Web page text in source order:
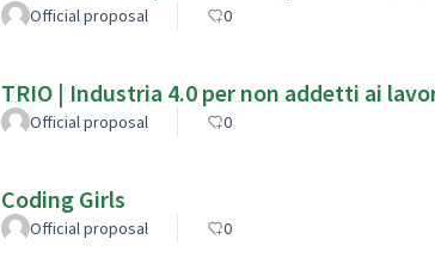
Official proposal 0
TRIO | Industria 4.0 per non addetti ai
Official proposal 0
Coding Girls
Official proposal 0